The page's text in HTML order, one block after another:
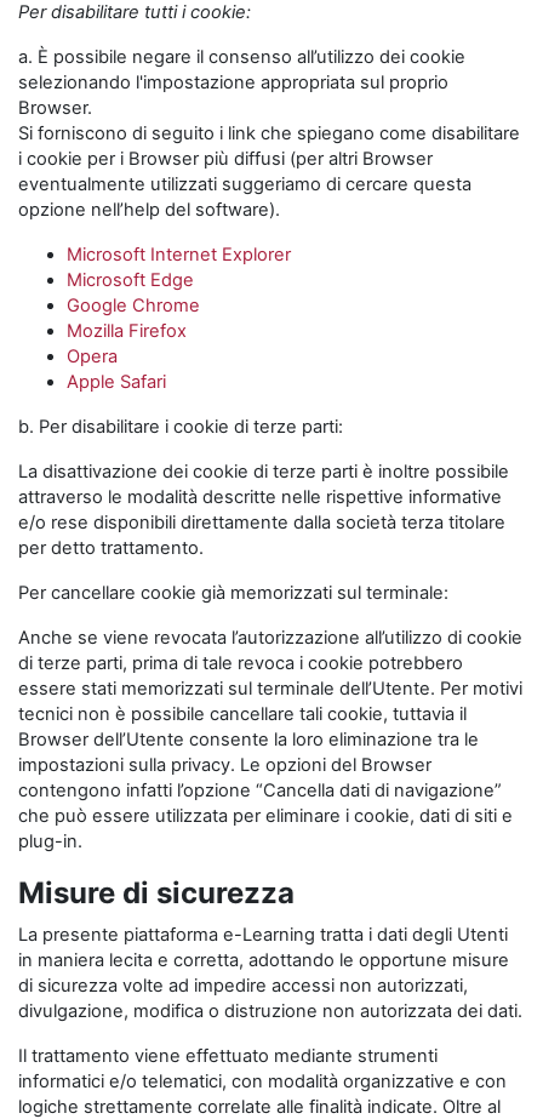
Per disabilitare tutti i cookie:
a. È possibile negare il consenso all’utilizzo dei cookie
selezionando l'impostazione appropriata sul proprio
Browser.
Si forniscono di seguito i link che spiegano come disabilitare
i cookie per i Browser più diffusi (per altri Browser
eventualmente utilizzati suggeriamo di cercare questa
opzione nell’help del software).
Microsoft Internet Explorer
Microsoft Edge
Google Chrome
Mozilla Firefox
Opera
Apple Safari
b. Per disabilitare i cookie di terze parti:
La disattivazione dei cookie di terze parti è inoltre possibile
attraverso le modalità descritte nelle rispettive informative
e/o rese disponibili direttamente dalla società terza titolare
per detto trattamento.
Per cancellare cookie già memorizzati sul terminale:
Anche se viene revocata l’autorizzazione all’utilizzo di cookie
di terze parti, prima di tale revoca i cookie potrebbero
essere stati memorizzati sul terminale dell’Utente. Per motivi
tecnici non è possibile cancellare tali cookie, tuttavia il
Browser dell’Utente consente la loro eliminazione tra le
impostazioni sulla privacy. Le opzioni del Browser
contengono infatti l’opzione “Cancella dati di navigazione”
che può essere utilizzata per eliminare i cookie, dati di siti e
plug-in.
Misure di sicurezza
La presente piattaforma e-Learning tratta i dati degli Utenti
in maniera lecita e corretta, adottando le opportune misure
di sicurezza volte ad impedire accessi non autorizzati,
divulgazione, modifica o distruzione non autorizzata dei dati.
Il trattamento viene effettuato mediante strumenti
informatici e/o telematici, con modalità organizzative e con
logiche strettamente correlate alle finalità indicate. Oltre al